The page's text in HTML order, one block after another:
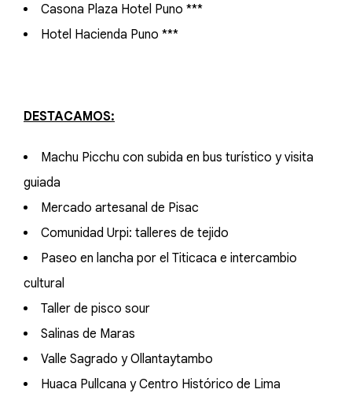
Casona Plaza Hotel Puno ***
Hotel Hacienda Puno ***
DESTACAMOS:
Machu Picchu con subida en bus turístico y visita
guiada
Mercado artesanal de Pisac
Comunidad Urpi: talleres de tejido
Paseo en lancha por el Titicaca e intercambio
cultural
Taller de pisco sour
Salinas de Maras
Valle Sagrado y Ollantaytambo
Huaca Pullcana y Centro Histórico de Lima